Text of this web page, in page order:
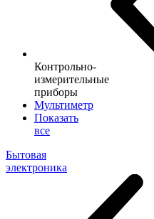
Контрольно-
измерительные
приборы
Мультиметр
Показать
все
Бытовая
электроника